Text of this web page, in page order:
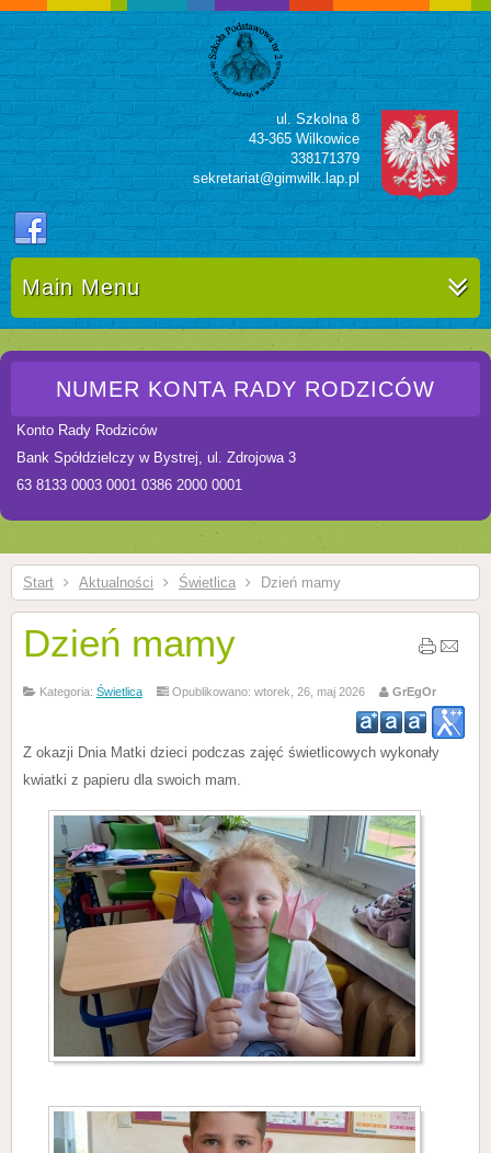
ul. Szkolna 8
43-365 Wilkowice
338171379
sekretariat@gimwilk.lap.pl
Main Menu
NUMER KONTA RADY RODZICÓW
Konto Rady Rodziców
Bank Spółdzielczy w Bystrej, ul. Zdrojowa 3
63 8133 0003 0001 0386 2000 0001
Start Aktualności Świetlica Dzień mamy
Dzień mamy
Kategoria: Świetlica Opublikowano: wtorek, 26, maj 2026 GrEgOr
Z okazji Dnia Matki dzieci podczas zajęć świetlicowych wykonały
kwiatki z papieru dla swoich mam.